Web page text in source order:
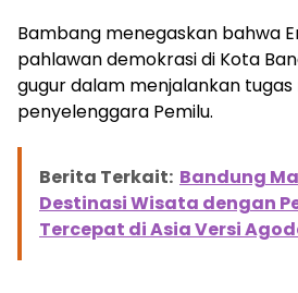
Bambang menegaskan bahwa
pahlawan demokrasi di Kota
gugur dalam menjalankan
penyelenggara Pemilu.
Berita Terkait: Bandung
Destinasi Wisata dengan
Tercepat di Asia Versi